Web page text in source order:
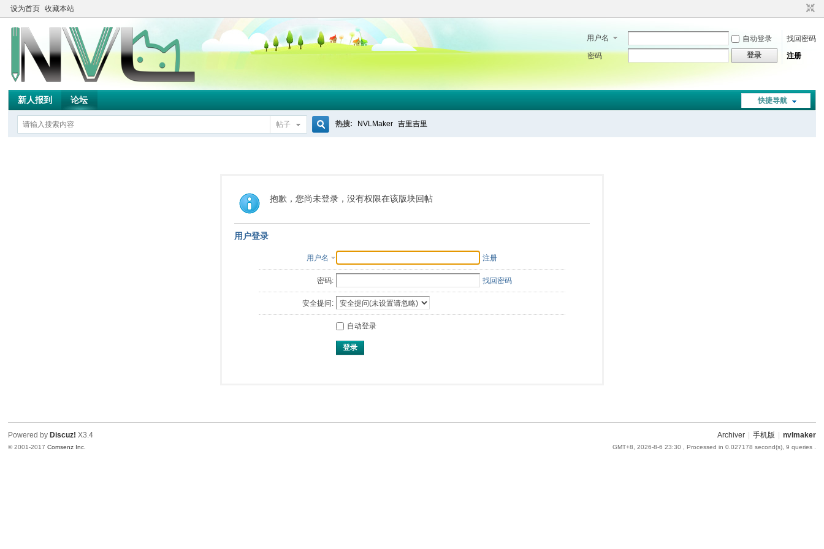
设为首页 收藏本站
用户名 自动登录
找回密码
密码
登录 注册
快捷导航
新人报到 论坛
帖子
索
热搜: NVLMaker 吉里吉里
抱歉，您尚未登录，没有权限在该版块回帖
用户登录
用户名 注册
密码: 找回密码
安全提问:
自动登录
登录
Archiver 手机版 nvlmaker
GMT+8, 2026-8-6 23:30 , Processed in 0.027178 second(s), 9 queries .
Powered by Discuz! X3.4
© 2001-2017Comsenz Inc.